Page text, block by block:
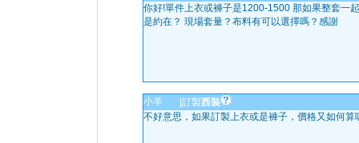
你好!單件上衣或褲子是1200-1500 那如果整套一
是約在？ 現場套量？布料有可以選擇嗎？感謝
小羊 訂製西裝
不好意思，如果訂製上衣或是褲子，價格又如何算